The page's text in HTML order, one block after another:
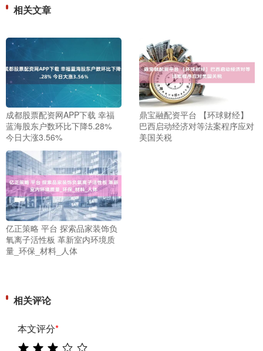
相关文章
成都股票配资网APP下载 幸福
蓝海股东户数环比下降5.28%
今日大涨3.56%
鼎宝融配资平台 【环球财经】
巴西启动经济对等法案程序应对
美国关税
亿正策略 平台 探索品家装饰负
氧离子活性板 革新室内环境质
量_环保_材料_人体
相关评论
本文评分*